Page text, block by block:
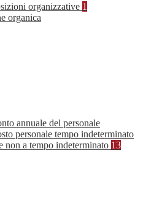
organizzative 1
organica
annuale del personale
personale tempo indeterminato
non a tempo indeterminato 13